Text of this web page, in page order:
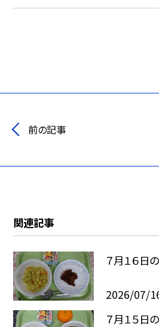
前の記事
関連記事
７月１６日
2026/07/
７月１５日